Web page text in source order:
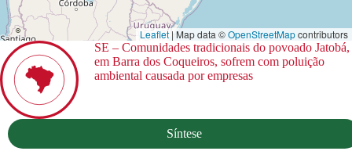
Leaflet | Map data ©OpenStreetMapcontributors
SE – Comunidades tradicionais do povoado Jatobá,
em Barra dos Coqueiros, sofrem com poluição
ambiental causada por empresas
Síntese